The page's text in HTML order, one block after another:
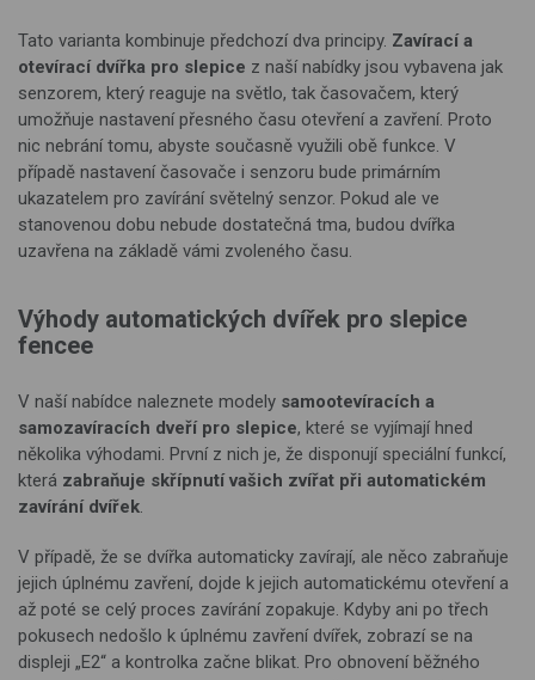
Tato varianta kombinuje předchozí dva principy. Zavírací a
otevírací dvířka pro slepice z naší nabídky jsou vybavena jak
senzorem, který reaguje na světlo, tak časovačem, který
umožňuje nastavení přesného času otevření a zavření. Proto
nic nebrání tomu, abyste současně využili obě funkce. V
případě nastavení časovače i senzoru bude primárním
ukazatelem pro zavírání světelný senzor. Pokud ale ve
stanovenou dobu nebude dostatečná tma, budou dvířka
uzavřena na základě vámi zvoleného času.
Výhody automatických dvířek pro slepice
fencee
V naší nabídce naleznete modely samootevíracích a
samozavíracích dveří pro slepice, které se vyjímají hned
několika výhodami. První z nich je, že disponují speciální funkcí,
která zabraňuje skřípnutí vašich zvířat při automatickém
zavírání dvířek.
V případě, že se dvířka automaticky zavírají, ale něco zabraňuje
jejich úplnému zavření, dojde k jejich automatickému otevření a
až poté se celý proces zavírání zopakuje. Kdyby ani po třech
pokusech nedošlo k úplnému zavření dvířek, zobrazí se na
displeji „E2“ a kontrolka začne blikat. Pro obnovení běžného